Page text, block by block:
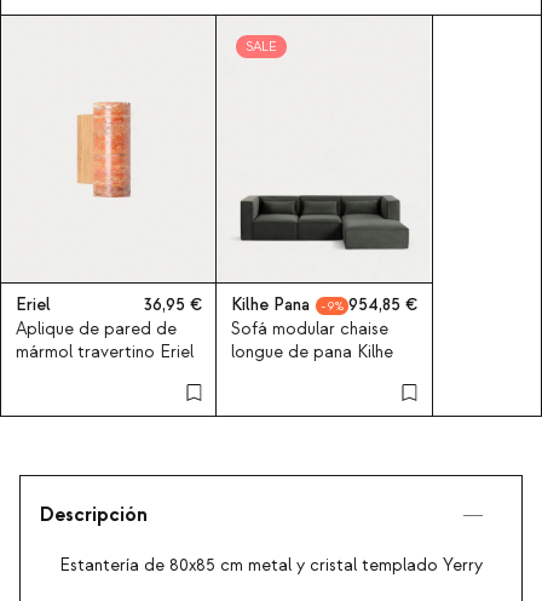
Eriel
36,95
Aplique de pared de
mármol travertino Eriel
SALE
Kilhe Pana 9
954,85
Sofá modular chaise
longue de pana Kilhe
Descripción
Estantería de 80x85 cm metal y cristal templado Yerry